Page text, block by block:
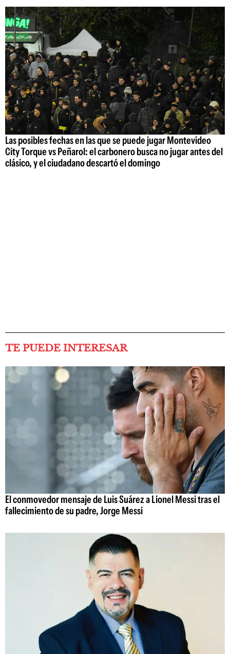
Las posibles fechas en las que se puede jugar Montevideo
City Torque vs Peñarol: el carbonero busca no jugar antes del
clásico, y el ciudadano descartó el domingo
TE PUEDE INTERESAR
El conmovedor mensaje de Luis Suárez a Lionel Messi tras el
fallecimiento de su padre, Jorge Messi